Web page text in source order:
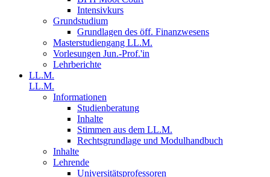
Intensivkurs
Grundstudium
Grundlagen des öff. Finanzwesens
Masterstudiengang LL.M.
Vorlesungen Jun.-Prof.'in
Lehrberichte
LL.M.
LL.M.
Informationen
Studienberatung
Inhalte
Stimmen aus dem LL.M.
Rechtsgrundlage und Modulhandbuch
Inhalte
Lehrende
Universitätsprofessoren